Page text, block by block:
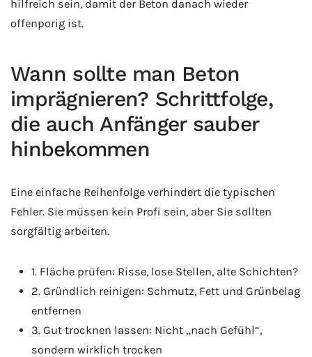
hilfreich sein, damit der Beton danach wieder
offenporig ist.
Wann sollte man Beton
imprägnieren? Schrittfolge,
die auch Anfänger sauber
hinbekommen
Eine einfache Reihenfolge verhindert die typischen
Fehler. Sie müssen kein Profi sein, aber Sie sollten
sorgfältig arbeiten.
1. Fläche prüfen: Risse, lose Stellen, alte Schichten?
2. Gründlich reinigen: Schmutz, Fett und Grünbelag
entfernen
3. Gut trocknen lassen: Nicht „nach Gefühl“,
sondern wirklich trocken